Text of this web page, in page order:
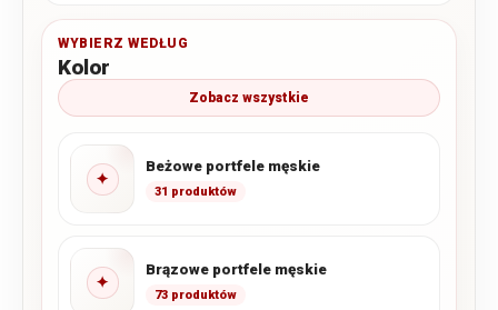
WYBIERZ WEDŁUG
Kolor
Zobacz wszystkie
✦
Beżowe portfele męskie
31 produktów
✦
Brązowe portfele męskie
73 produktów